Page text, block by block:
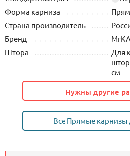
Форма карниза
Страна производитель
Бренд
Штора
Для
см
Нужны другие
Все Прямые карнизы